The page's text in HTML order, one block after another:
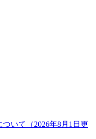
いて（2026年8月1日更